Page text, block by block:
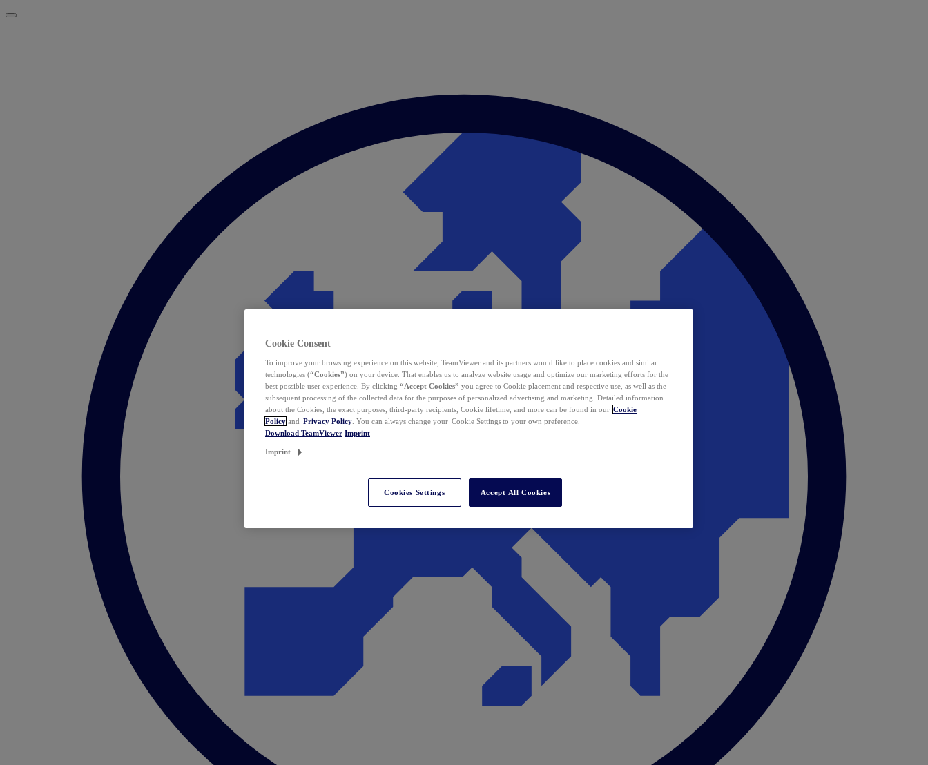
Cookie Consent
To improve your browsing experience on this website, TeamViewer and its partners would like to place cookies and similar
technologies (“Cookies”) on your device. That enables us to analyze website usage and optimize our marketing efforts for the
best possible user experience. By clicking “Accept Cookies” you agree to Cookie placement and respective use, as well as the
subsequent processing of the collected data for the purposes of personalized advertising and marketing. Detailed information
about the Cookies, the exact purposes, third-party recipients, Cookie lifetime, and more can be found in our Cookie
Policy and Privacy Policy . You can always change your Cookie Settings to your own preference.
Download TeamViewer Imprint
Imprint
Cookies Settings Accept All Cookies